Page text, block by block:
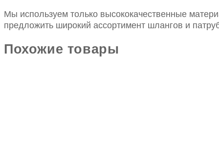
Мы используем только высококачественные
предложить широкий ассортимент шлангов и
Похожие товары